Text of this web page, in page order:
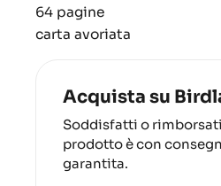
64 pagine
carta avoriata
Acquista su
Soddisfatti o
prodotto è con
garantita.